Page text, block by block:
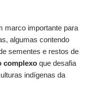
marco importante para
algumas contendo
sementes e restos de
complexo que desafia
indígenas da